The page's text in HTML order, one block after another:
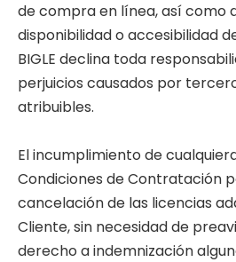
de compra en línea, así como
disponibilidad o accesibilidad
BIGLE declina toda
perjuicios causados por
atribuibles.
El incumplimiento de
Condiciones de Contratación
cancelación de las licencias
Cliente, sin necesidad de
derecho a indemnización